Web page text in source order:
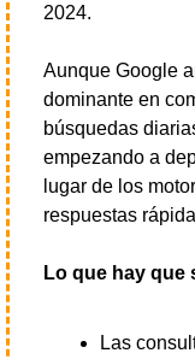
2024.
Aunque Google
dominante en
búsquedas
empezando a
lugar de los
respuestas
Lo que hay que
Las